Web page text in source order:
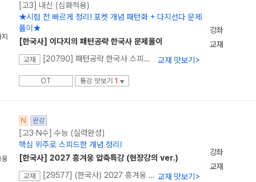
[고3] 내신 (심화적용)
★시험 전 빠르게 정리! 포켓 개념 패턴화 + 다지선다 문제
풀이★
[한국사] 이다지의 패턴공략 한국사 문제풀이
교재 [20790] 패턴공략 한국사 스피드 내신완성 교재 맛보기>
OT 통강 맛보기 1 ▼
강좌
교재
웅
N 완강
[고3·N수] 수능 (실력완성)
핵심 위주로 스피드한 개념 정리!
[한국사] 2027 흥겨웅 압축특강 (현장강의 ver.)
교재 [29577] (한국사) 2027 흥겨웅 압축특강 교재 맛보기>
강좌
교재